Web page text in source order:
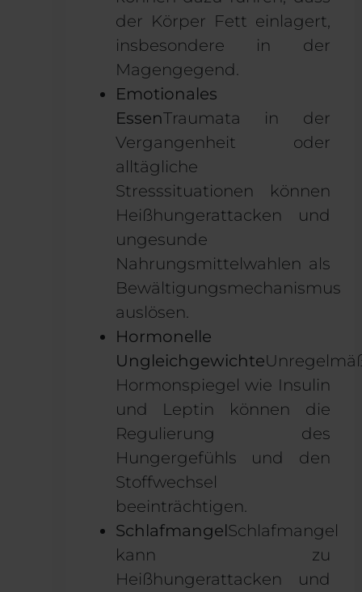
der Körper Fett einlagert,
insbesondere in der
Magengegend.
Emotionales
EssenTraumata in der
Vergangenheit oder
alltägliche
Stresssituationen können
Heißhungerattacken und
ungesunde
Nahrungsmittelwahlen als
Bewältigungsmechanismus
auslösen.
Hormonelle
Ungleichgewichte
Hormonspiegel wie Insulin
und Leptin können die
Regulierung des
Hungergefühls und den
Stoffwechsel
beeinträchtigen.
SchlafmangelSchlafmangel
kann zu
Heißhungerattacken und